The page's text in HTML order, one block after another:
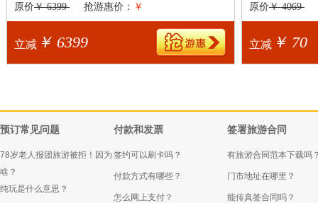
出发日期：
原价￥ 6399 抢游惠价： ￥
立减 ￥ 6399
团，入住5晚四星
出发日期：星期
原价￥ 4069
立减 ￥ 70
预订常见问题
78岁老人报团旅游被拒！因为
啥？
纯玩是什么意思？
付款和发票
签约可以刷卡吗？
付款方式有哪些？
怎么网上支付？
签署旅游合同
有旅游合同范本下载吗
门市地址在哪里？
能传真签合同吗？